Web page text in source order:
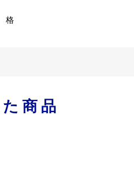
格
商品